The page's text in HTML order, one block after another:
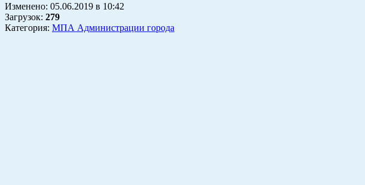
Изменено: 05.06.2019 в 10:42
Загрузок: 279
Категория: МПА Администрации города